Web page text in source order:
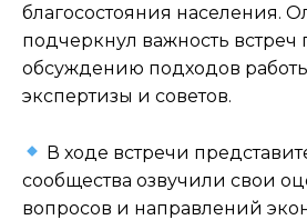
благосостояния населения.
подчеркнул важность встреч
обсуждению подходов
экспертизы и советов.
В ходе встречи
сообщества озвучили свои
вопросов и направлений